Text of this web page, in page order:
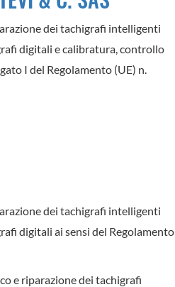
dei tachigrafi intelligenti
digitali e calibratura, controllo
I del Regolamento (UE) n.
dei tachigrafi intelligenti
digitali ai sensi del Regolamento
e riparazione dei tachigrafi